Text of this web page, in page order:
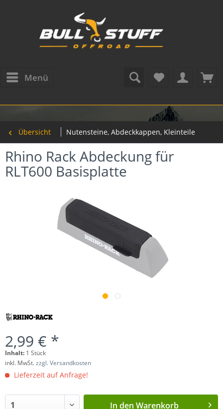
Menü
Übersicht Nutensteine, Abdeckkappen, Kleinteile
Rhino Rack Abdeckung für
RLT600 Basisplatte
2,99 € *
Inhalt: 1 Stück
inkl. MwSt.zzgl. Versandkosten
Lieferzeit auf Anfrage!
In den Warenkorb